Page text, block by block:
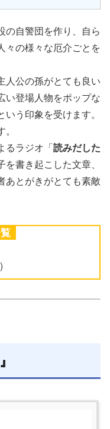
の自警団を作り、自ら
々の様々な厄介ごとを
人公の孫がとても良い
い登場人物をポップな
う印象を受けます。
るラジオ「読みだした
書き起こした文章、
あとがきがとても素敵